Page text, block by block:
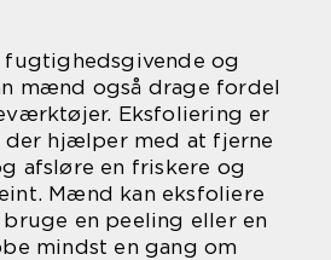
fugtighedsgivende og
mænd også drage fordel
Eksfoliering er
hjælper med at fjerne
afsløre en friskere og
Mænd kan eksfoliere
en peeling eller en
mindst en gang om